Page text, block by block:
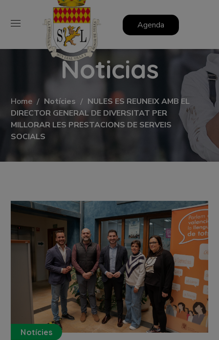
Agenda
Noticias
Home Notícies
NULES ES REUNEIX AMB EL
DIRECTOR GENERAL DE DIVERSITAT PER
MILLORAR LES PRESTACIONS DE SERVEIS
SOCIALS
Notícies